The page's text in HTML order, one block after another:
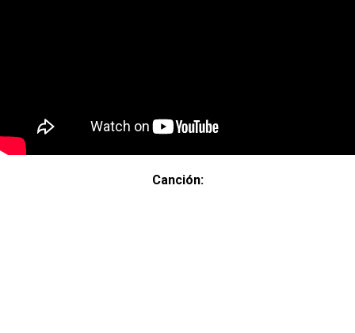
Canción: